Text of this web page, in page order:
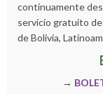
continuamente
servicio gratuito
de Bolivia,
→